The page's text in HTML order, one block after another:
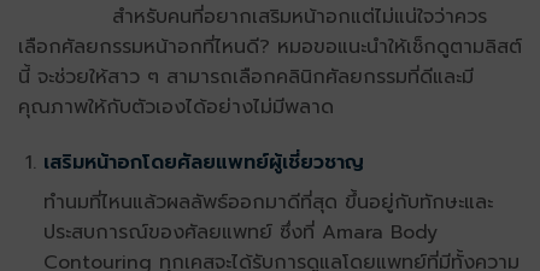
สำหรับคนที่อยากเสริมหน้าอกแต่ไม่แน่ใจว่าควร
เลือกศัลยกรรมหน้าอกที่ไหนดี? หมอขอแนะนำให้เช็กดูตามลิสต์
นี้ จะช่วยให้สาว ๆ สามารถเลือกคลินิกศัลยกรรมที่ดีและมี
คุณภาพให้กับตัวเองได้อย่างไม่มีพลาด
เสริมหน้าอกโดยศัลยแพทย์ผู้เชี่ยวชาญ
ทำนมที่ไหนแล้วผลลัพธ์ออกมาดีที่สุด ขึ้นอยู่กับทักษะและ
ประสบการณ์ของศัลยแพทย์ ซึ่งที่ Amara Body
Contouring ทุกเคสจะได้รับการดูแลโดยแพทย์ที่มีทั้งความ